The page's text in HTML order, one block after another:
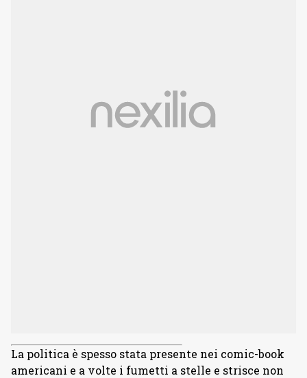
La politica è spesso stata presente nei comic-book
americani e a volte i fumetti a stelle e strisce non